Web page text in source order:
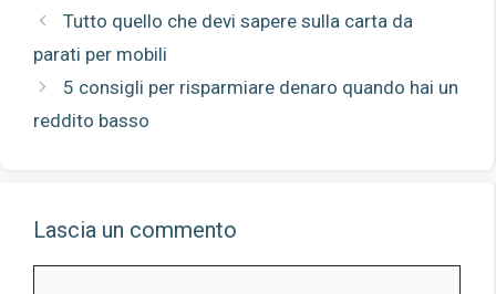
Tutto quello che devi sapere sulla carta da
parati per mobili
5 consigli per risparmiare denaro quando hai un
reddito basso
Lascia un commento